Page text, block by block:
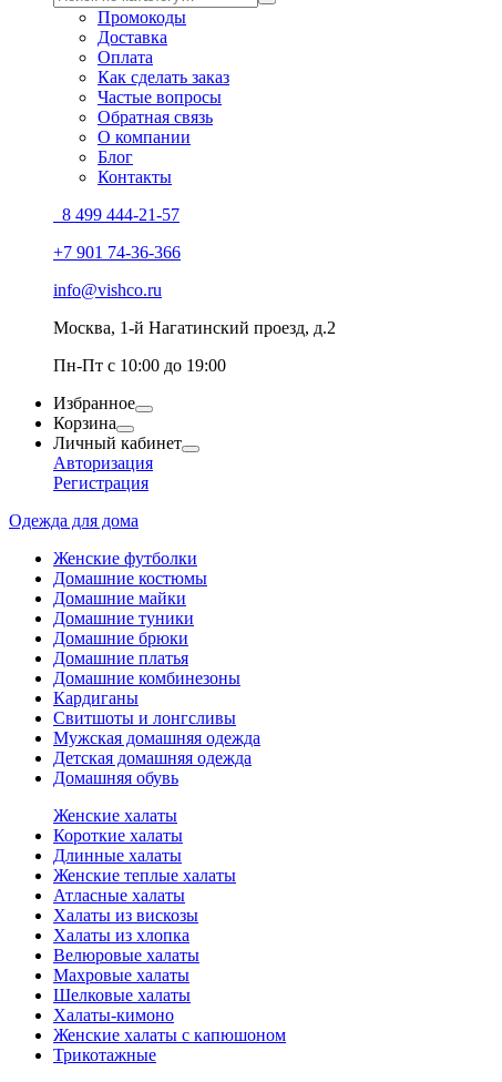
Промокоды
Доставка
Оплата
Как сделать заказ
Частые вопросы
Обратная связь
О компании
Блог
Контакты
8 499 444-21-57
+7 901 74-36-366
info@vishco.ru
Москва, 1-й Нагатинский проезд, д.2
Пн-Пт с 10:00 до 19:00
Избранное
Корзина
Личный кабинет
Авторизация
Регистрация
Одежда для дома
Женские футболки
Домашние костюмы
Домашние майки
Домашние туники
Домашние брюки
Домашние платья
Домашние комбинезоны
Кардиганы
Свитшоты и лонгсливы
Мужская домашняя одежда
Детская домашняя одежда
Домашняя обувь
Женские халаты
Короткие халаты
Длинные халаты
Женские теплые халаты
Атласные халаты
Халаты из вискозы
Халаты из хлопка
Велюровые халаты
Махровые халаты
Шелковые халаты
Халаты-кимоно
Женские халаты с капюшоном
Трикотажные